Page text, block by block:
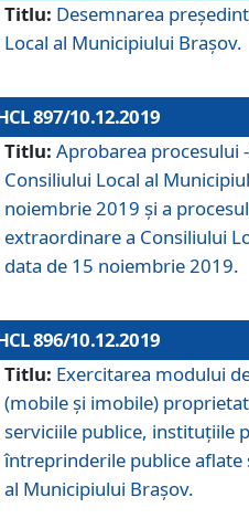
Titlu: Desemnarea
Local al Municipiului Braşov.
897/10.12.2019
Titlu: Aprobarea procesului
Consiliului Local al
noiembrie 2019 și a
extraordinare a Consiliului
data de 15 noiembrie 2019.
896/10.12.2019
Titlu: Exercitarea modului
(mobile și imobile)
serviciile publice, instituțiile
întreprinderile publice
al Municipiului Brașov.